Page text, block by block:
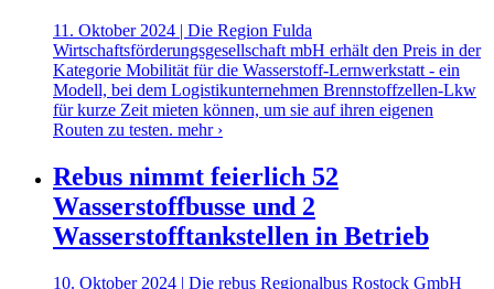
11. Oktober 2024 | Die Region Fulda
Wirtschaftsförderungsgesellschaft mbH erhält den Preis in der
Kategorie Mobilität für die Wasserstoff-Lernwerkstatt - ein
Modell, bei dem Logistikunternehmen Brennstoffzellen-Lkw
für kurze Zeit mieten können, um sie auf ihren eigenen
Routen zu testen. mehr ›
Rebus nimmt feierlich 52
Wasserstoffbusse und 2
Wasserstofftankstellen in Betrieb
10. Oktober 2024 | Die rebus Regionalbus Rostock GmbH